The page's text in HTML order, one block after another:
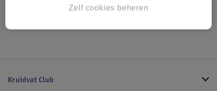
Kruidvat Club
Zelf cookies beheren